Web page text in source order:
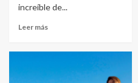
increíble de...
Leer más